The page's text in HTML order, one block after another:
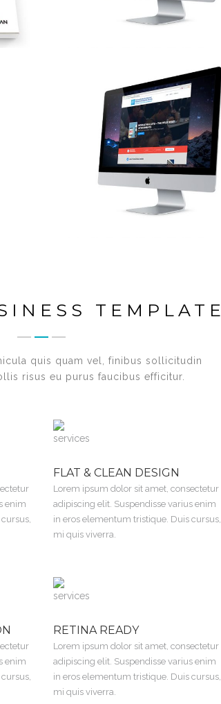
TEMPLATE
quis quam vel, finibus sollicitudin
risus eu purus faucibus efficitur.
enim
FLAT & CLEAN DESIGN
Lorem ipsum dolor sit amet, consectetur
adipiscing elit. Suspendisse varius enim
in eros elementum tristique. Duis cursus,
mi quis viverra.
enim
RETINA READY
Lorem ipsum dolor sit amet, consectetur
adipiscing elit. Suspendisse varius enim
in eros elementum tristique. Duis cursus,
mi quis viverra.